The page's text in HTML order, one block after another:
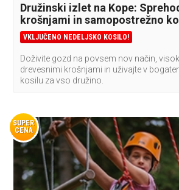
Družinski izlet na Kope:
krošnjami in samopostrežno
VKLJUČENO NEDELJSKO KOSILO!
Doživite gozd na povsem nov način,
drevesnimi krošnjami in uživajte v
kosilu za vso družino.
SUPER
CENA